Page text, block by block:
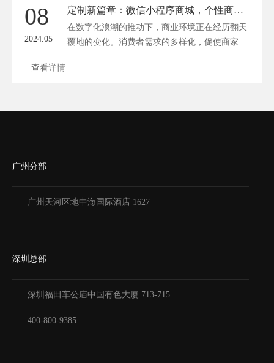
08
2024.05
定制新篇章：微信小程序商城，个性商业新潮流
在数字化浪潮的推动下，商业环境正在经历翻天
覆地的变化。消费者需求的多样化，促使商家
寻...
查看详情
广州分部
广州天河区地中海国际酒店 1627
深圳总部
深圳福田车公庙中国有色大厦 713-715
400-800-9385